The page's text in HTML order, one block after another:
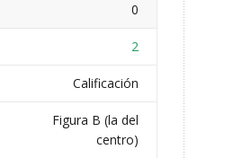
0
2
Calificación
Figura B (la del
centro)